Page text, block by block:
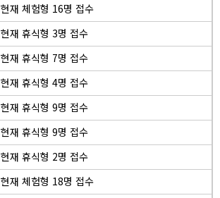
현재 체험형 16명 접수
현재 휴식형 3명 접수
현재 휴식형 7명 접수
현재 휴식형 4명 접수
현재 휴식형 9명 접수
현재 휴식형 9명 접수
현재 휴식형 2명 접수
현재 체험형 18명 접수